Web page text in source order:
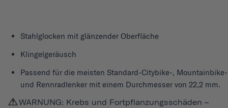
Stahlglocken mit glänzender Oberfläche
Klingelgeräusch
Passend für die meisten Standard-Citybike-, Mountainbike-
und Rennradlenker mit einem Durchmesser von 22,2 mm.
WARNUNG: Krebs und Fortpflanzungsschäden –